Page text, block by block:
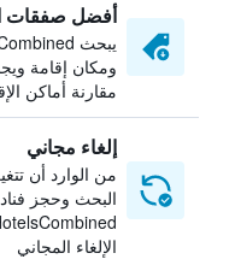
أفضل صفقات
ومكان إقامة
مقارنة أماكن
إلغاء مجاني
من الوارد أن
البحث وحجز
الإلغاء المجاني